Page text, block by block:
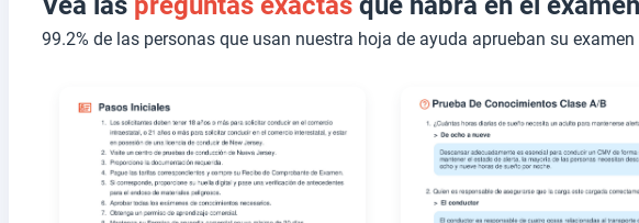
99.2% de las personas que usan nuestra hoja de ayuda aprueban su examen